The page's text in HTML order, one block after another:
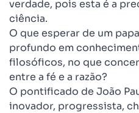
verdade, pois esta é a
ciência.
O que esperar de um
profundo em
filosóficos, no que
entre a fé e a razão?
O pontificado de João
inovador, progressista,